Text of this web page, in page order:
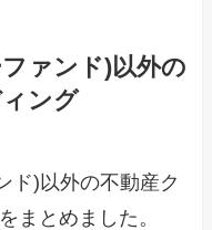
ァンド)以外の
ング
ド)以外の不動産ク
まとめました。